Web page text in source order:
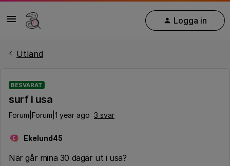
Logga in
Utland
BESVARAT
surf i usa
Forum|Forum|1 year ago 3 svar
E Ekelund45
När går mina 30 dagar ut i usa?